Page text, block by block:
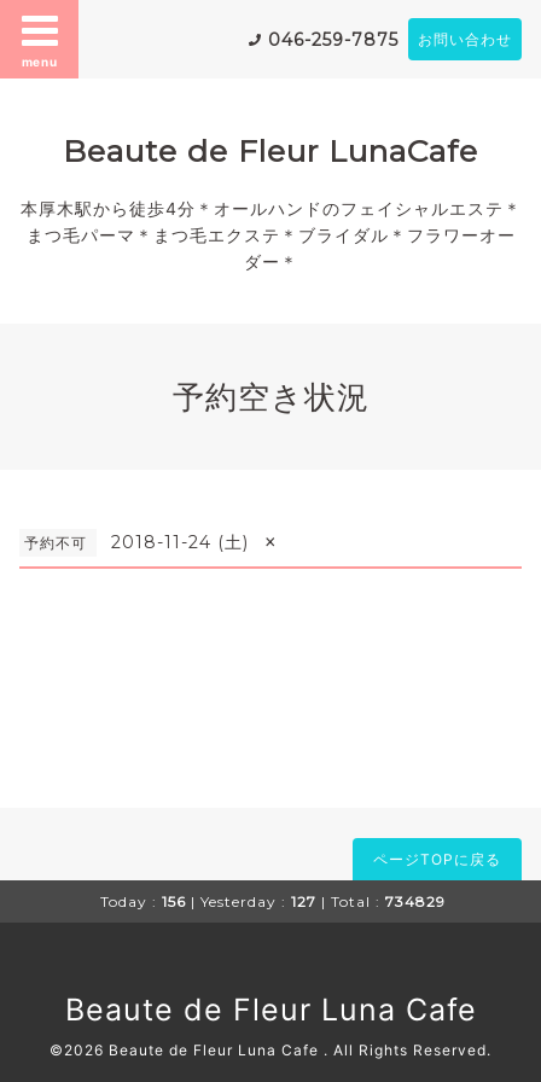
menu
046-259-7875 お問い合わせ
Beaute de Fleur LunaCafe
本厚木駅から徒歩4分＊オールハンドのフェイシャルエステ＊
まつ毛パーマ＊まつ毛エクステ＊ブライダル＊フラワーオー
ダー＊
予約空き状況
予約不可 2018-11-24 (土) ×
ページTOPに戻る
Today : 156 | Yesterday : 127 | Total : 734829
Beaute de Fleur Luna Cafe
©2026 Beaute de Fleur Luna Cafe . All Rights Reserved.